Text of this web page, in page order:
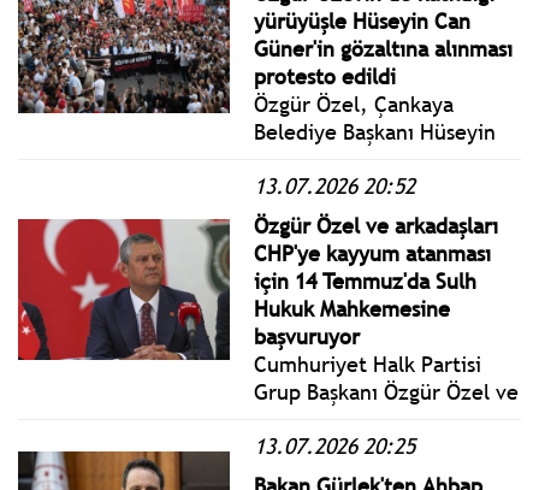
takip edebilirsiniz.
yürüyüşle Hüseyin Can
Güner'in gözaltına alınması
protesto edildi
Özgür Özel, Çankaya
Belediye Başkanı Hüseyin
alınmasını protesto etmek
amacıyla Ankara İl
Örgütü'nün çağrısıyla
Kuğulu Park'tan Çankaya
Belediyesi'ne yapılan
yürüyüşe katıldı.
13.07.2026 20:52
Özgür Özel ve arkadaşları
CHP'ye kayyum atanması
için 14 Temmuz'da Sulh
Hukuk Mahkemesine
başvuruyor
Cumhuriyet Halk Partisi
Grup Başkanı Özgür Özel ve
atanması için 14 Temmuz
2029 Salı günü Sulh Hukuk
13.07.2026 20:25